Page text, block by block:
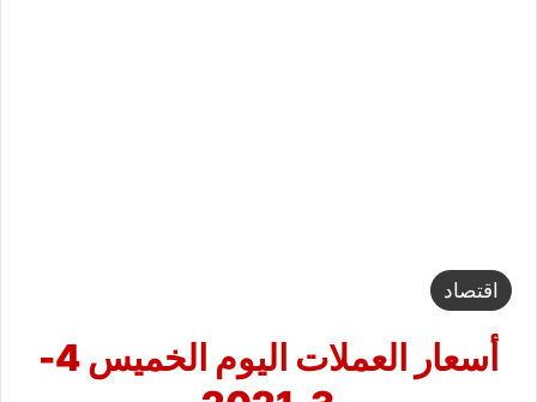
اقتصاد
أسعار العملات اليوم الخميس 4-